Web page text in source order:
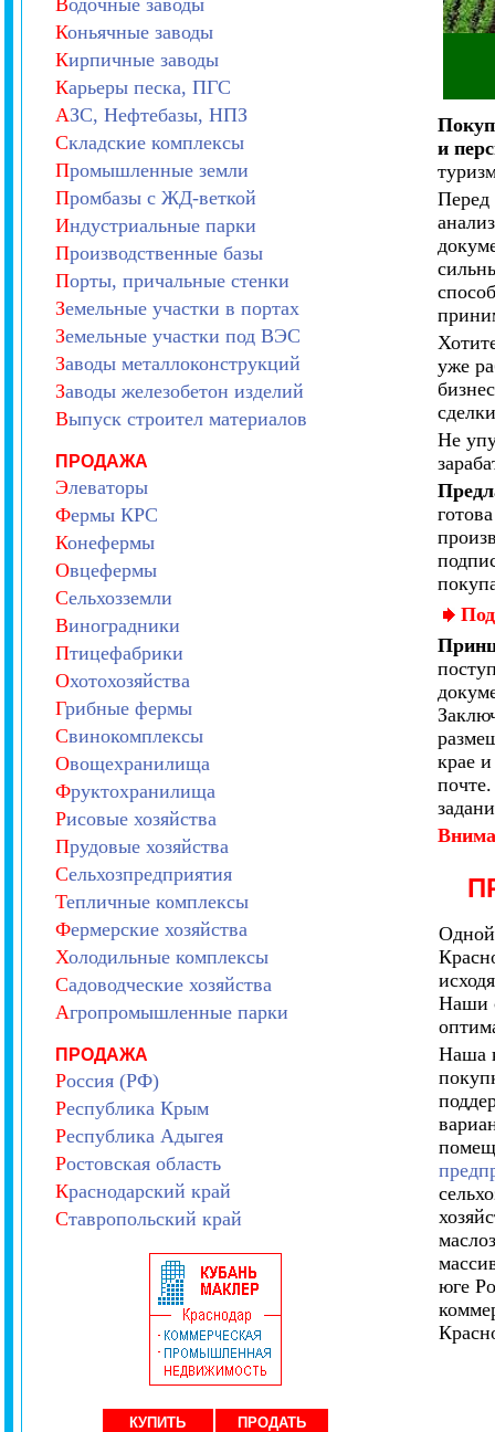
Водочные заводы
Коньячные заводы
Кирпичные заводы
Карьеры песка, ПГС
АЗС, Нефтебазы, НПЗ
Складские комплексы
Промышленные земли
Промбазы с ЖД-веткой
Индустриальные парки
Производственные базы
Порты, причальные стенки
Земельные участки в портах
Земельные участки под ВЭС
Заводы металлоконструкций
Заводы железобетон изделий
Выпуск строител материалов
ПРОДАЖА
Элеваторы
Фермы КРС
Конефермы
Овцефермы
Сельхозземли
Виноградники
Птицефабрики
Охотохозяйства
Грибные фермы
Свинокомплексы
Овощехранилища
Фруктохранилища
Рисовые хозяйства
Прудовые хозяйства
Сельхозпредприятия
Тепличные комплексы
Фермерские хозяйства
Холодильные комплексы
Садоводческие хозяйства
Агропромышленные парки
ПРОДАЖА
Россия (РФ)
Республика Крым
Республика Адыгея
Ростовская область
Краснодарский край
Ставропольский край
КУПИТЬ
ПРОДАТЬ
и
Перед
уже
Не
крае
Одной
Наши
Наша
юге